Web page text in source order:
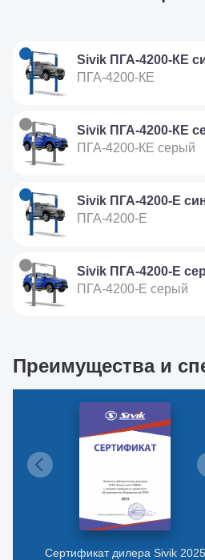
Sivik ПГА-4200-КЕ
ПГА-4200-КЕ
Sivik ПГА-4200-КЕ
ПГА-4200-КЕ серый
Sivik ПГА-4200-Е
ПГА-4200-Е
Sivik ПГА-4200-Е
ПГА-4200-Е серый
Преимущества и
Сертификат дилера Sivik 2025